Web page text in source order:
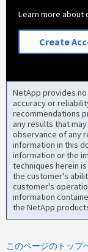
Learn more about
Create
NetApp provides
accuracy or
recommendations
any results that
observance of any
information in this
information or the
techniques herein
the customer's
customer's
information
the NetApp
このページのトップ